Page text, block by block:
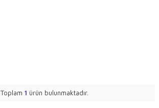
Toplam 1 ürün bulunmaktadır.